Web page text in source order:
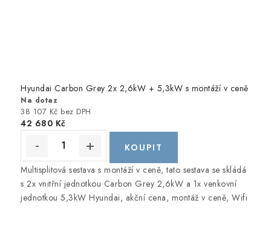
Hyundai Carbon Grey 2x 2,6kW + 5,3kW s montáží v ceně
Na dotaz
38 107 Kč bez DPH
42 680 Kč
Multisplitová sestava s montáží v ceně, tato sestava se skládá
s 2x vnitřní jednotkou Carbon Grey 2,6kW a 1x venkovní
jednotkou 5,3kW Hyundai, akční cena, montáž v ceně, Wifi